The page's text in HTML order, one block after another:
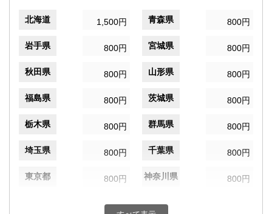
北海道 1,500円 青森県 800円
岩手県 800円 宮城県 800円
秋田県 800円 山形県 800円
福島県 800円 茨城県 800円
栃木県 800円 群馬県 800円
埼玉県 800円 千葉県 800円
東京都 800円 神奈川県 800円
800円 富山県